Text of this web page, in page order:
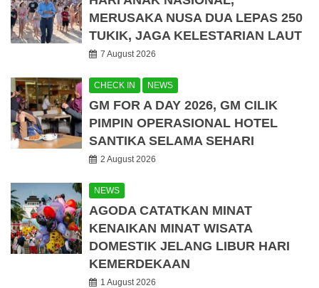
MERUSAKA NUSA DUA LEPAS 250
TUKIK, JAGA KELESTARIAN LAUT
7 August 2026
CHECK IN NEWS
GM FOR A DAY 2026, GM CILIK
PIMPIN OPERASIONAL HOTEL
SANTIKA SELAMA SEHARI
2 August 2026
NEWS
AGODA CATATKAN MINAT
KENAIKAN MINAT WISATA
DOMESTIK JELANG LIBUR HARI
KEMERDEKAAN
1 August 2026